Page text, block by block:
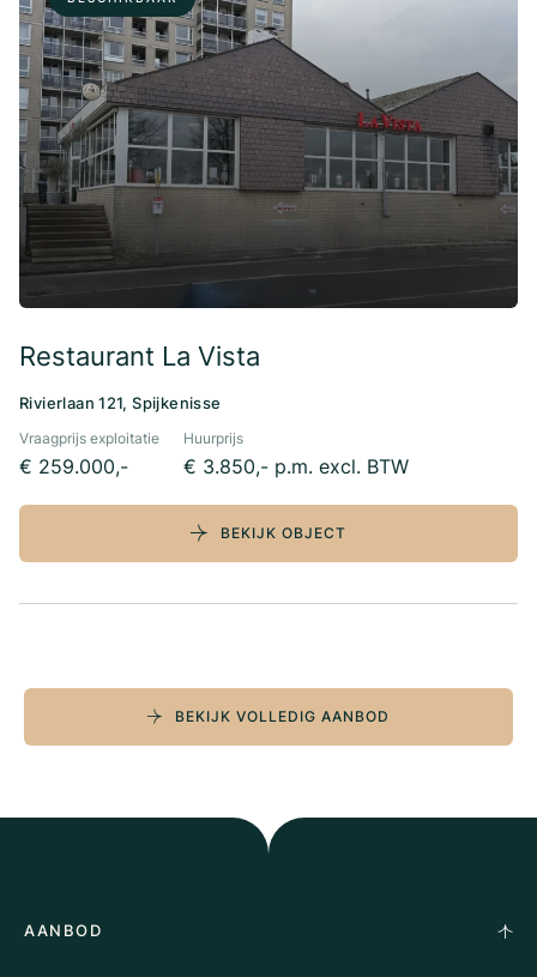
Restaurant La Vista
Rivierlaan 121, Spijkenisse
Vraagprijs exploitatie
€ 259.000,-
Huurprijs
€ 3.850,- p.m. excl. BTW
BEKIJK OBJECT
BEKIJK VOLLEDIG AANBOD
AANBOD